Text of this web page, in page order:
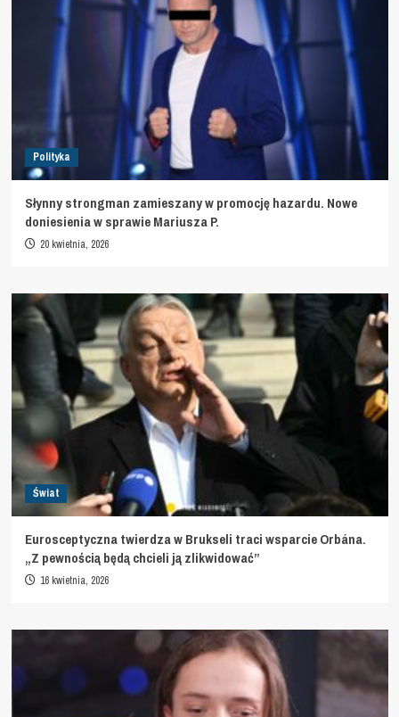
Polityka
Słynny strongman zamieszany w promocję hazardu. Nowe
doniesienia w sprawie Mariusza P.
20 kwietnia, 2026
Świat
Eurosceptyczna twierdza w Brukseli traci wsparcie Orbána.
„Z pewnością będą chcieli ją zlikwidować”
16 kwietnia, 2026